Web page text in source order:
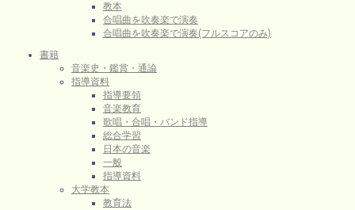
教本
合唱曲を吹奏楽で演奏
合唱曲を吹奏楽で演奏(フルスコアのみ)
書籍
音楽史・鑑賞・通論
指導資料
指導要領
音楽教育
歌唱・合唱・バンド指導
総合学習
日本の音楽
一般
指導資料
大学教本
教育法